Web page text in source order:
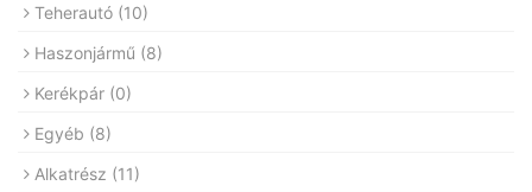
Teherautó (10)
Haszonjármű (8)
Kerékpár (0)
Egyéb (8)
Alkatrész (11)